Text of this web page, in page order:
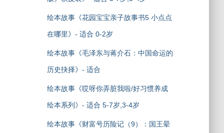
绘本故事《花园宝宝亲子故事书5 小点点
在哪里》- 适合 0-2岁
绘本故事《毛泽东与蒋介石：中国命运的
历史抉择》- 适合
绘本故事《哎呀你弄脏我啦/好习惯养成
绘本系列》- 适合 5-7岁,3-4岁
绘本故事《财富号历险记（9）：国王晕